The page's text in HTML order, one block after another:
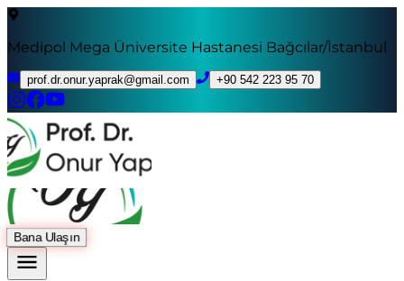
Medipol Mega Üniversite Hastanesi Bağcılar/İstanbul
prof.dr.onur.yaprak@gmail.com +90 542 223 95 70
Bana Ulaşın